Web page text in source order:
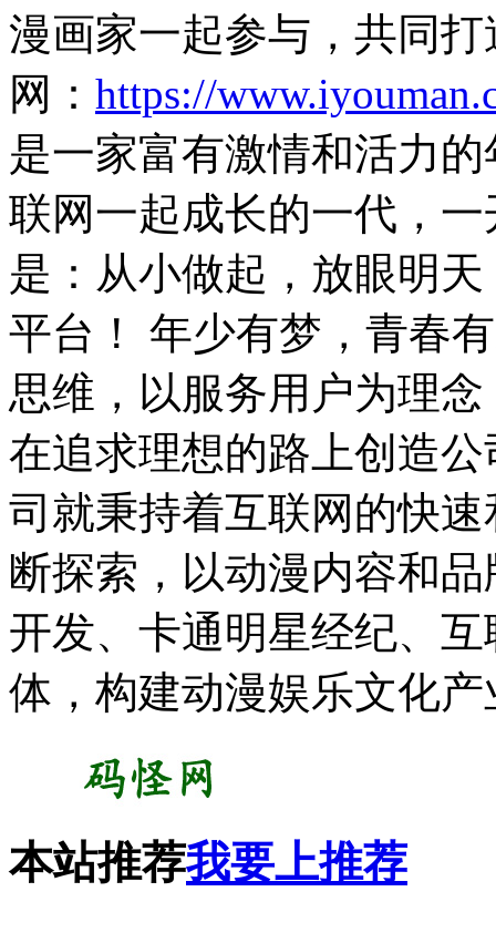
漫画家一起参与，共同
网： https://
是一家富有激情和活力
联网一起成长的一代，
是：从小做起，放眼明
平台！ 年少有梦，青春
思维，以服务用户为理
在追求理想的路上创造
司就秉持着互联网的快
断探索，以动漫内容和
开发、卡通明星经纪、
体，构建动漫娱乐文化
本站推荐我要上推荐